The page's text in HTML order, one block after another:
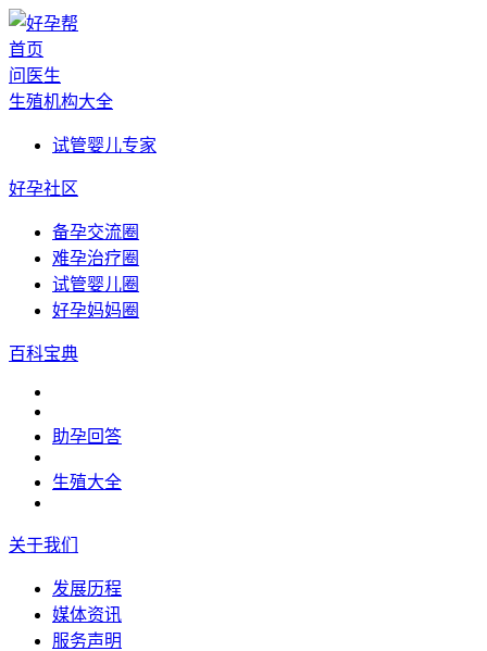
首页
问医生
生殖机构大全
试管婴儿专家
好孕社区
备孕交流圈
难孕治疗圈
试管婴儿圈
好孕妈妈圈
百科宝典
助孕回答
生殖大全
关于我们
发展历程
媒体资讯
服务声明